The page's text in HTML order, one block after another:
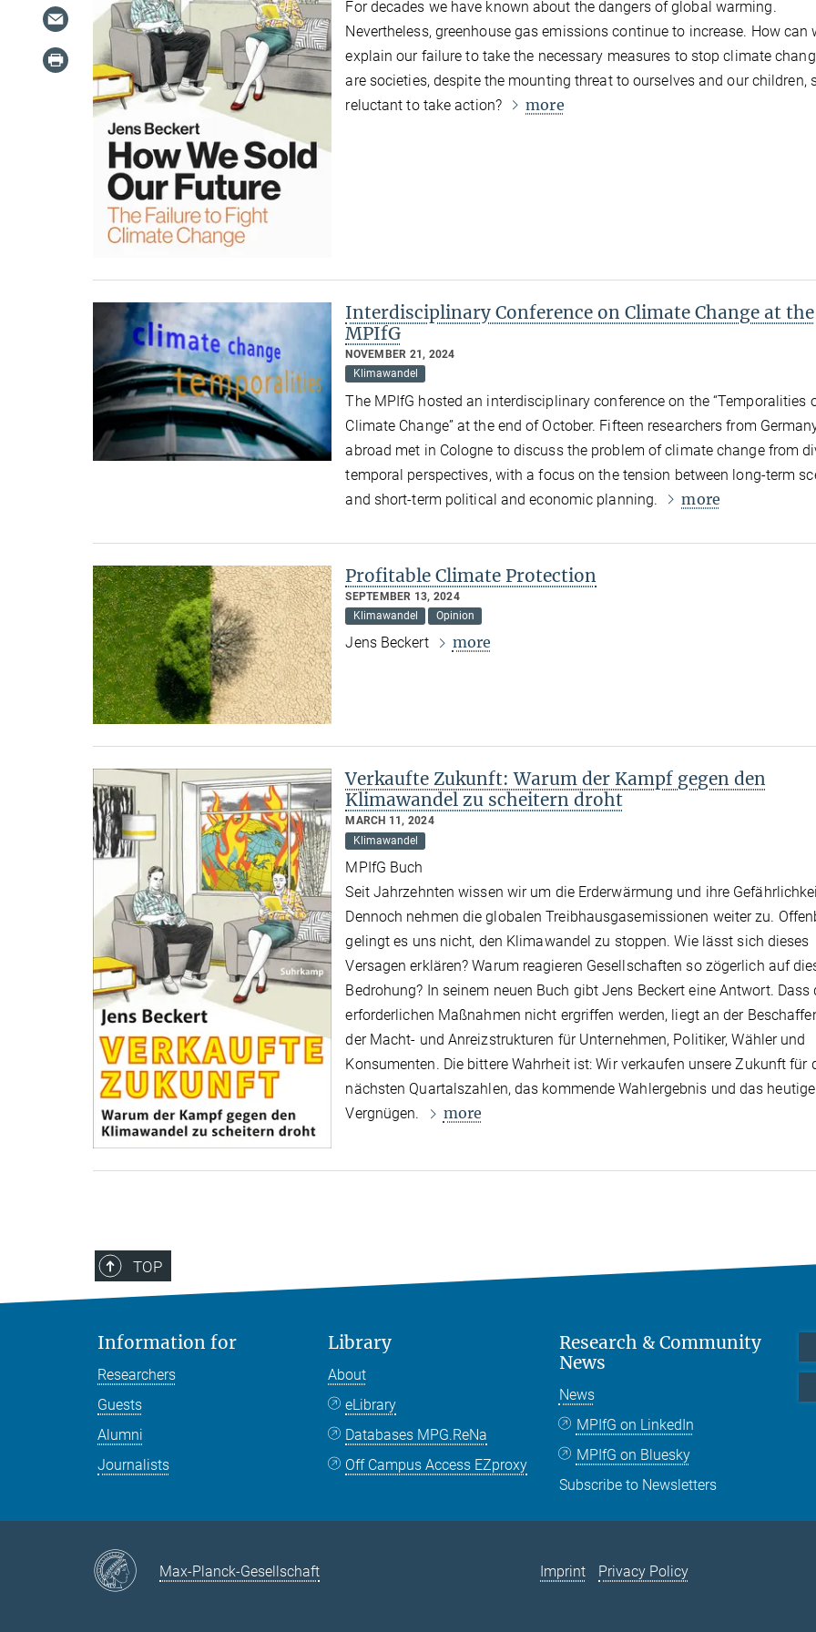
For decades we have known about the dangers of global warming.
Nevertheless, greenhouse gas emissions continue to increase. How can
explain our failure to take the necessary measures to stop climate
are societies, despite the mounting threat to ourselves and our children,
reluctant to take action?
more
Interdisciplinary Conference on Climate Change at the
MPIfG
NOVEMBER 21, 2024
Klimawandel
The MPIfG hosted an interdisciplinary conference on the “Temporalities
Climate Change” at the end of October. Fifteen researchers from
abroad met in Cologne to discuss the problem of climate change from
temporal perspectives, with a focus on the tension between long-term
and short-term political and economic planning.
more
Profitable Climate Protection
SEPTEMBER 13, 2024
Klimawandel
Opinion
Jens Beckert more
Verkaufte Zukunft: Warum der Kampf gegen den
Klimawandel zu scheitern droht
MARCH 11, 2024
Klimawandel
MPIfG Buch
Seit Jahrzehnten wissen wir um die Erderwärmung und ihre
Dennoch nehmen die globalen Treibhausgasemissionen weiter zu.
gelingt es uns nicht, den Klimawandel zu stoppen. Wie lässt sich dieses
Versagen erklären? Warum reagieren Gesellschaften so zögerlich auf
Bedrohung? In seinem neuen Buch gibt Jens Beckert eine Antwort. Dass
erforderlichen Maßnahmen nicht ergriffen werden, liegt an der
der Macht- und Anreizstrukturen für Unternehmen, Politiker, Wähler und
Konsumenten. Die bittere Wahrheit ist: Wir verkaufen unsere Zukunft für
nächsten Quartalszahlen, das kommende Wahlergebnis und das heutige
Vergnügen.
more
TOP
Information for
Researchers
Guests
Alumni
Journalists
Library
About
eLibrary
Databases MPG.ReNa
Off Campus Access EZproxy
Research & Community
News
News
MPIfG on LinkedIn
MPIfG on Bluesky
Subscribe to Newsletters
Max-Planck-Gesellschaft Imprint Privacy Policy